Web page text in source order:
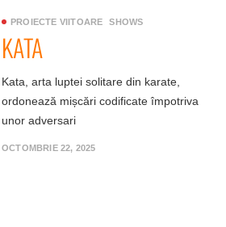
PROIECTE VIITOARE SHOWS
KATA
Kata, arta luptei solitare din karate,
ordonează mișcări codificate împotriva
unor adversari
OCTOMBRIE 22, 2025